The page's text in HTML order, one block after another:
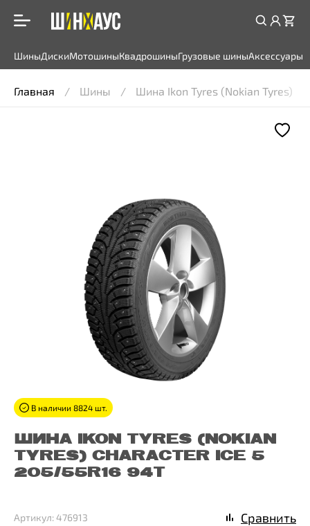
ШиныДискиМотошиныКвадрошиныГрузовые шиныАксессуары
Главная Шины Шина Ikon Tyres (Nokian Tyres)
ШИНА IKON TYRES (NOKIAN
TYRES) CHARACTER ICE 5
205/55R16 94T
В наличии 8824 шт.
Артикул: 476913 Сравнить